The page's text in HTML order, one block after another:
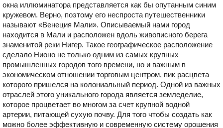
окна иллюминатора представляется как бы опутанным синим
кружевом. Верно, поэтому его неспроста путешественники
называют «Венеция Мали». Описываемый нами город
находится в Мали и расположен вдоль живописного берега
знаменитой реки Нигер. Такое географическое расположение
сделало Нионо не только одним из самых крупных
промышленных городов того времени, но и важным в
экономическом отношении торговым центром, пик расцвета
которого пришелся на колониальный период. Одной из важных
отраслей этого уникального города является земледелие,
которое процветает во многом за счет крупной водной
артерии, питающей сухую почву. Для того чтобы создать как
можно более эффективную и современную систему орошения